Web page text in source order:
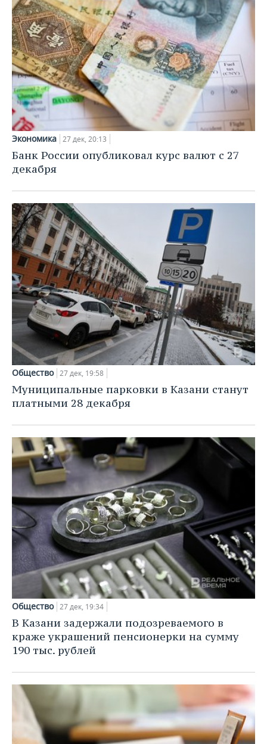
Экономика 27 дек, 20:13
Банк России опубликовал курс валют с 27
декабря
Общество 27 дек, 19:58
Муниципальные парковки в Казани станут
платными 28 декабря
Общество 27 дек, 19:34
В Казани задержали подозреваемого в
краже украшений пенсионерки на сумму
190 тыс. рублей